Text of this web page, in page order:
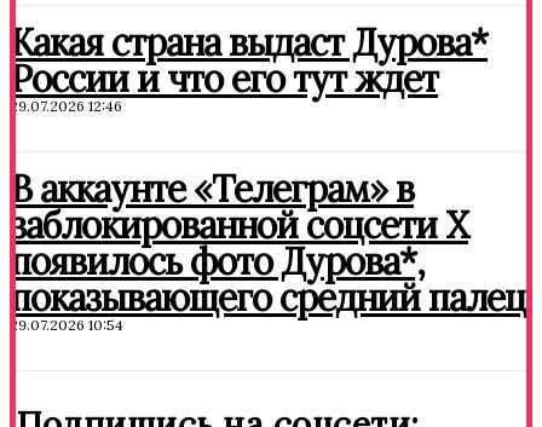
Какая страна выдаст Дурова*
России и что его тут ждет
29.07.2026 12:46
В аккаунте «Телеграм» в
заблокированной соцсети X
появилось фото Дурова*,
показывающего средний палец
29.07.2026 10:54